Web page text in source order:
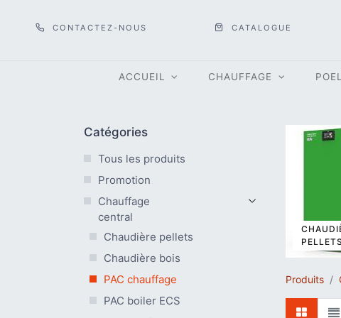
CONTACTEZ-NOUS CATALOGUE
ACCUEIL CHAUFFAGE
Catégories
Tous les produits
Promotion
Chauffage
central
Chaudière pellets
Chaudière bois
PAC chauffage
PAC boiler ECS
Produits
PELLETS